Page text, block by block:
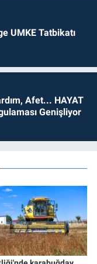
UMKE Tatbikatı
Afet... HAYAT
Genişliyor